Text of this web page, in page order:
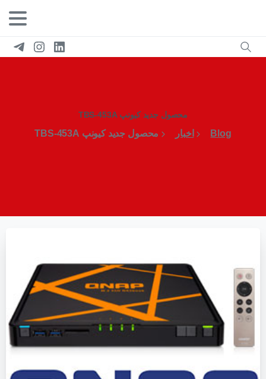
محصول جدید کیونپ TBS-453A
Blog اخبار محصول جدید کیونپ TBS-453A